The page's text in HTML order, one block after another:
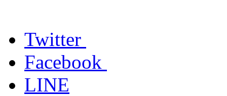
Twitter
Facebook
LINE